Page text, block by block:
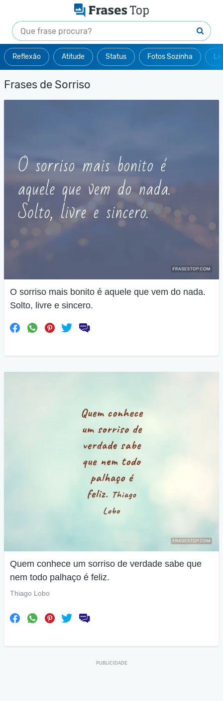
Reflexão Atitude Status Fotos Sozinha
Frases de Sorriso
O sorriso mais bonito é aquele que vem do nada.
Solto, livre e sincero.
Quem conhece um sorriso de verdade sabe que
nem todo palhaço é feliz.
Thiago Lobo